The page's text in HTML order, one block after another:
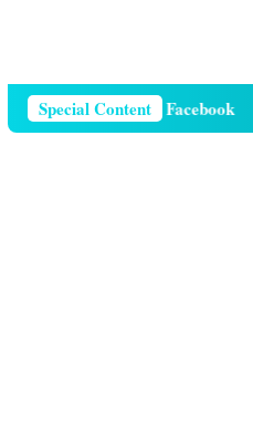
Special Content
Telepon Di Facebook